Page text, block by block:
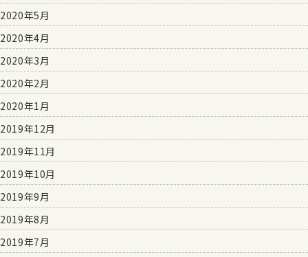
2020年5月
2020年4月
2020年3月
2020年2月
2020年1月
2019年12月
2019年11月
2019年10月
2019年9月
2019年8月
2019年7月